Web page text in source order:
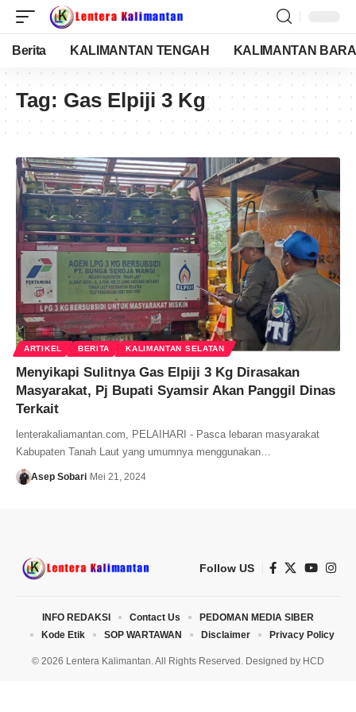
Berita KALIMANTAN TENGAH KALIMANTAN
Tag: Gas Elpiji 3 Kg
ARTIKEL BERITA KALIMANTAN SELATAN
Menyikapi Sulitnya Gas Elpiji 3 Kg Dirasakan
Masyarakat, Pj Bupati Syamsir Akan Panggil Dinas
Terkait
lenterakaliamantan.com, PELAIHARI - Pasca lebaran masyarakat
Kabupaten Tanah Laut yang umumnya menggunakan…
Asep Sobari Mei 21, 2024
Follow US
© 2026 Lentera Kalimantan. All Rights Reserved. Designed by HCD
INFO REDAKSI Contact Us
PEDOMAN MEDIA SIBER
Kode Etik
SOP WARTAWAN Disclaimer Privacy Policy